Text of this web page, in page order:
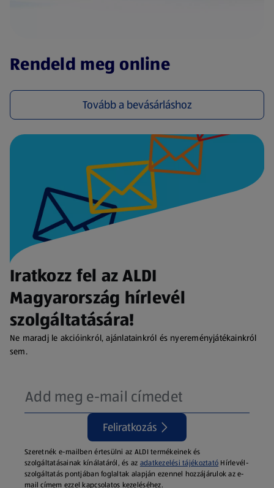
Rendeld meg online
Tovább a bevásárláshoz
(új oldalon nyílik meg)
Iratkozz fel az ALDI
Magyarország hírlevél
szolgáltatására!
Ne maradj le akcióinkról, ajánlatainkról és nyereményjátékainkról
sem.
Feliratkozás
Szeretnék e-mailben értesülni az ALDI termékeinek és
szolgáltatásainak kínálatáról, és az adatkezelési tájékoztató Hírlevél-
szolgáltatás pontjában foglaltak alapján ezennel hozzájárulok az e-
mail címem ezzel kapcsolatos kezeléséhez.